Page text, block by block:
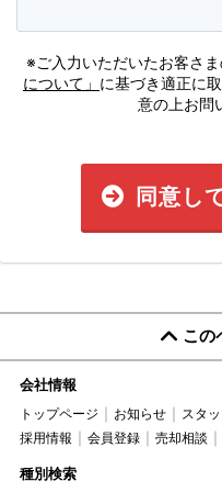
※ご入力いただいたお客さま
について」 に基づき適正に
意の上お問
同意し
この
会社情報
トップページ お知らせ スタ
採用情報
会員登録 売却相談
種別検索